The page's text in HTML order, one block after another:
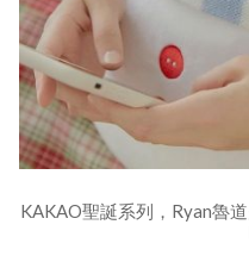
KAKAO聖誕系列，Ryan魯